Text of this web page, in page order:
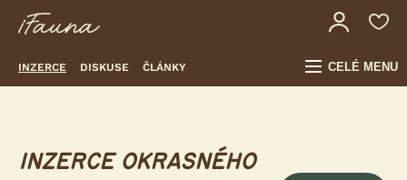
INZERCE DISKUSE ČLÁNKY CELÉ MENU
INZERCE OKRASNÉHO